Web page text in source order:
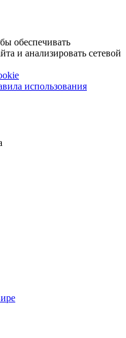
обеспечивать
и анализировать сетевой
использования